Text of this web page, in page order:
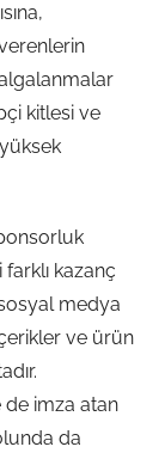
kitlesi ve
kazanç
medya
ve ürün
imza atan
da